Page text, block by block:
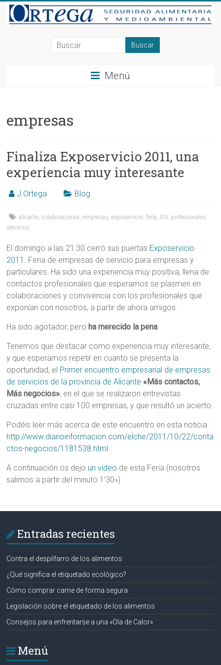
Saltar
contenido
Consultoría
y
en
Alicante,
Elche,
Ortega
Menú
empresas
Finaliza Exposervicio 2011, una
experiencia muy interesante
J.Ortega Blog
alicante,colaboraciones,empresas,exposervicio,feria, IFA, profesionales,
servicios
El domingo a las 21:30 cerró sus puertas Exposervicio
2011 . Feria de empresas de servicio para empresas y
particulares. Ha sido una experiencia muy positiva, llena de
contactos profesionales que esperamos se plasmen en
colaboraciones y convivencia con los profesionales que
exponían con nosotros, a partir de ahora amigos.
Ha sido agotador, pero ha merecido la pena.
Tenemos que destacar como experiencia muy interesante,
y que esperamos repetir en cuanto se presenta la
oportunidad, el Primer encuentro empresarial de empresas
de servicios de la provincia de Alicante «Más contactos,
Más negocios», en el que se realizaron entrevistas
cruzadas entre casi 100 empresas, y que resultó un acierto.
Podéis leer más acerca de este encuentro en esta noticia:
http://www.diarioinformacion.com/elche/2011/10/22/conta
ctos-negocios/1181538.html
A continuación os dejo un video de esta Feria (nosotros
salimos a partir del minuto 1’30»)
Entradas recientes
Contra el despilfarro de los alimentos
¿Qué significa el etiquetado ecológico?
Cómo comprar carne de forma segura
Legislación sobre el etiquetado de los alimentos
Consejos para enfrentarse a una «Ola de Calor»
Menú